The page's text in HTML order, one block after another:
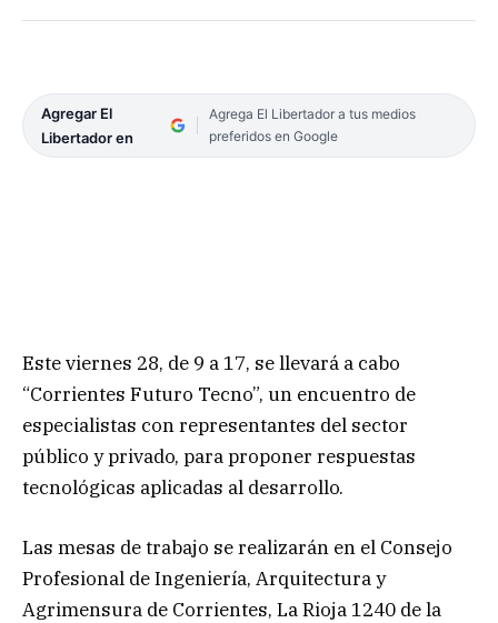
Agregar El
Libertador en
Agrega El Libertador a tus medios
preferidos en Google
Este viernes 28, de 9 a 17, se llevará a cabo
“Corrientes Futuro Tecno”, un encuentro de
especialistas con representantes del sector
público y privado, para proponer respuestas
tecnológicas aplicadas al desarrollo.
Las mesas de trabajo se realizarán en el Consejo
Profesional de Ingeniería, Arquitectura y
Agrimensura de Corrientes, La Rioja 1240 de la